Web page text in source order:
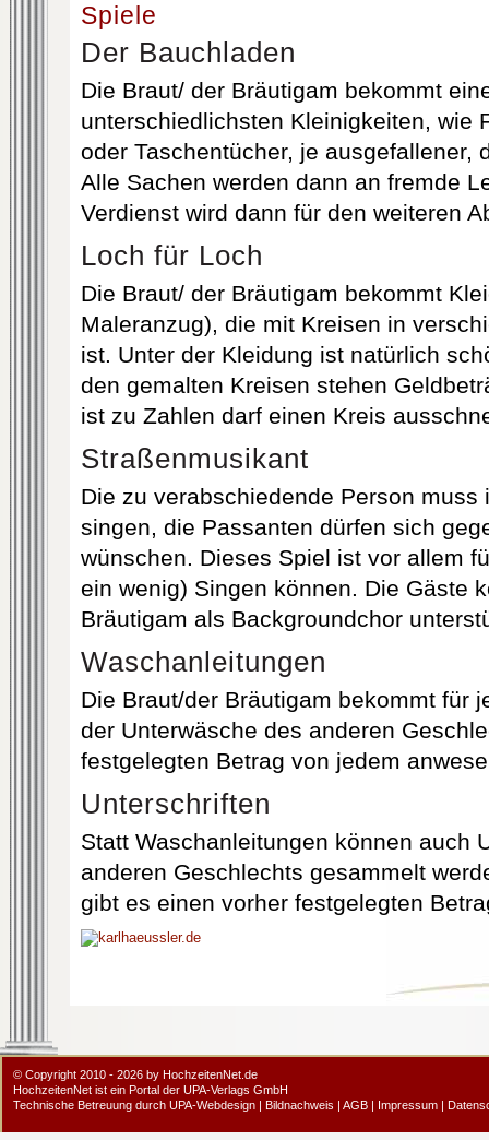
Spiele
Der Bauchladen
Die Braut/ der Bräutigam bekommt
unterschiedlichsten Kleinigkeiten, wie
oder Taschentücher, je ausgefallener,
Alle Sachen werden dann an fremde
Verdienst wird dann für den weiteren
Loch für Loch
Die Braut/ der Bräutigam bekommt
Maleranzug), die mit Kreisen in
ist. Unter der Kleidung ist natürlich
den gemalten Kreisen stehen
ist zu Zahlen darf einen Kreis
Straßenmusikant
Die zu verabschiedende Person muss
singen, die Passanten dürfen sich
wünschen. Dieses Spiel ist vor allem
ein wenig) Singen können. Die Gäste
Bräutigam als Backgroundchor
Waschanleitungen
Die Braut/der Bräutigam bekommt für
der Unterwäsche des anderen
festgelegten Betrag von jedem
Unterschriften
Statt Waschanleitungen können auch
anderen Geschlechts gesammelt
gibt es einen vorher festgelegten
© Copyright 2010 - 2026 by HochzeitenNet.de
HochzeitenNet ist ein Portal der UPA-Verlags GmbH
Technische Betreuung durch UPA-Webdesign | Bildnachweis | AGB | Impressum |